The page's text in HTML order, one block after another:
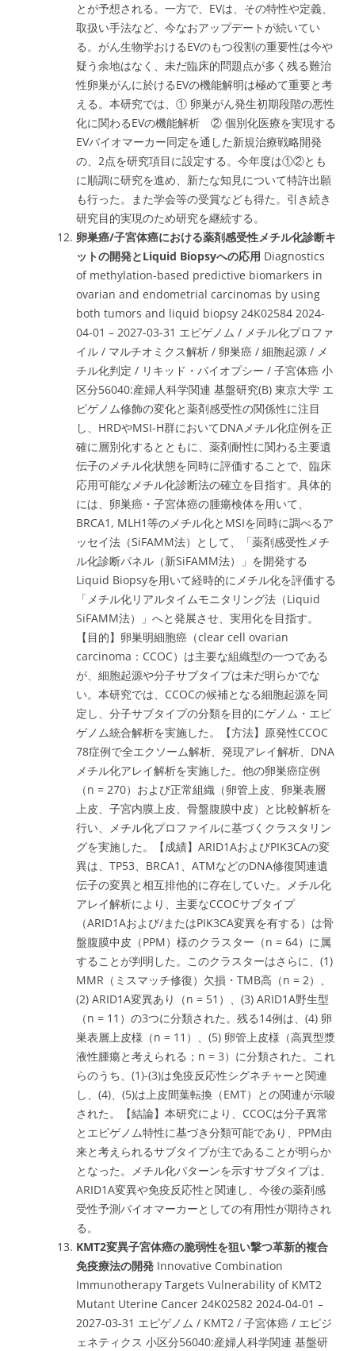
とが予想される。一方で、EVは、その特性や定義、
取扱い手法など、今なおアップデートが続いてい
る。がん生物学おけるEVのもつ役割の重要性は今や
疑う余地はなく、未だ臨床的問題点が多く残る難治
性卵巣がんに於けるEVの機能解明は極めて重要と考
える。本研究では、① 卵巣がん発生初期段階の悪性
化に関わるEVの機能解析 ② 個別化医療を実現する
EVバイオマーカー同定を通した新規治療戦略開発
の、2点を研究項目に設定する。今年度は①②とも
に順調に研究を進め、新たな知見について特許出願
も行った。また学会等の受賞なども得た。引き続き
研究目的実現のため研究を継続する。
卵巣癌/子宮体癌における薬剤感受性メチル化診断キ
ットの開発とLiquid Biopsyへの応用 Diagnostics
of methylation-based predictive biomarkers in
ovarian and endometrial carcinomas by using
both tumors and liquid biopsy 24K02584 2024-
04-01 – 2027-03-31 エピゲノム / メチル化プロファ
イル / マルチオミクス解析 / 卵巣癌 / 細胞起源 / メ
チル化判定 / リキッド・バイオプシー / 子宮体癌 小
区分56040:産婦人科学関連 基盤研究(B) 東京大学 エ
ピゲノム修飾の変化と薬剤感受性の関係性に注目
し、HRDやMSI-H群においてDNAメチル化症例を正
確に層別化するとともに、薬剤耐性に関わる主要遺
伝子のメチル化状態を同時に評価することで、臨床
応用可能なメチル化診断法の確立を目指す。 具体的
には、卵巣癌・子宮体癌の腫瘍検体を用いて、
BRCA1, MLH1等のメチル化とMSIを同時に調べるア
ッセイ法（SiFAMM法）として、「薬剤感受性メチ
ル化診断パネル（新SiFAMM法）」を開発する
Liquid Biopsyを用いて経時的にメチル化を評価する
「メチル化リアルタイムモニタリング法（Liquid
SiFAMM法）」へと発展させ、実用化を目指す。
【目的】卵巣明細胞癌（clear cell ovarian
carcinoma：CCOC）は主要な組織型の一つである
が、細胞起源や分子サブタイプは未だ明らかでな
い。本研究では、CCOCの候補となる細胞起源を同
定し、分子サブタイプの分類を目的にゲノム・エピ
ゲノム統合解析を実施した。【方法】原発性CCOC
78症例で全エクソーム解析、発現アレイ解析、DNA
メチル化アレイ解析を実施した。他の卵巣癌症例
（n = 270）および正常組織（卵管上皮、卵巣表層
上皮、子宮内膜上皮、骨盤腹膜中皮）と比較解析を
行い、メチル化プロファイルに基づくクラスタリン
グを実施した。【成績】ARID1AおよびPIK3CAの変
異は、TP53、BRCA1、ATMなどのDNA修復関連遺
伝子の変異と相互排他的に存在していた。メチル化
アレイ解析により、主要なCCOCサブタイプ
（ARID1Aおよび/またはPIK3CA変異を有する）は骨
盤腹膜中皮（PPM）様のクラスター（n = 64）に属
することが判明した。このクラスターはさらに、(1)
MMR（ミスマッチ修復）欠損・TMB高（n = 2）、
(2) ARID1A変異あり（n = 51）、(3) ARID1A野生型
（n = 11）の3つに分類された。残る14例は、(4) 卵
巣表層上皮様（n = 11）、(5) 卵管上皮様（高異型漿
液性腫瘍と考えられる；n = 3）に分類された。これ
らのうち、(1)-(3)は免疫反応性シグネチャーと関連
し、(4)、(5)は上皮間葉転換（EMT）との関連が示唆
された。【結論】本研究により、CCOCは分子異常
とエピゲノム特性に基づき分類可能であり、PPM由
来と考えられるサブタイプが主であることが明らか
となった。メチル化パターンを示すサブタイプは、
ARID1A変異や免疫反応性と関連し、今後の薬剤感
受性予測バイオマーカーとしての有用性が期待され
る。
KMT2変異子宮体癌の脆弱性を狙い撃つ革新的複合
免疫療法の開発 Innovative Combination
Immunotherapy Targets Vulnerability of KMT2
Mutant Uterine Cancer 24K02582 2024-04-01 –
2027-03-31 エピゲノム / KMT2 / 子宮体癌 / エピジ
ェネティクス 小区分56040:産婦人科学関連 基盤研